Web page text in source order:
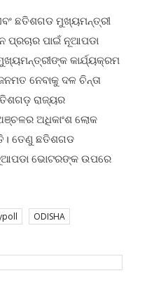
ଛତିଶଗଡ ମୁଖ୍ୟମନ୍ତ୍ରୀ
ପ୍ରଚାର ପାଇଁ ନୂଆପଡା
କାର୍ଯ୍ୟକ୍ରମ
ନେବାକୁ ଦଳ ଚିନ୍ତା
ରାଜ୍ୟର
ଅଧିକାଂଶ ଲୋକ
ତେଣୁ ଛତିଶଗଡ
ଭୋଟରଙ୍କ ଉପରେ
ODISHA